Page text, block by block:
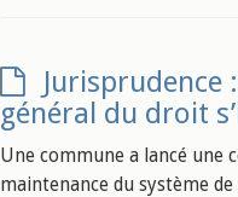
Jurisprudence
général du droit
Une commune a lancé une
maintenance du système